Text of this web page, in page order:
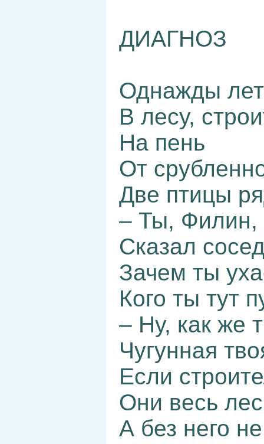
ДИАГНОЗ
Однажды
В лесу,
На пень
От
Две птицы
– Ты, Филин,
Сказал
Зачем ты
Кого ты тут
– Ну, как же
Чугунная
Если
Они весь лес
А без него